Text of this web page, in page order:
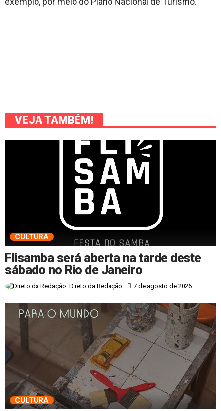
VEJA TAMBÉM!
CULTURA
Flisamba será aberta na tarde deste
sábado no Rio de Janeiro
Direto da Redação 7 de agosto de 2026
CULTURA